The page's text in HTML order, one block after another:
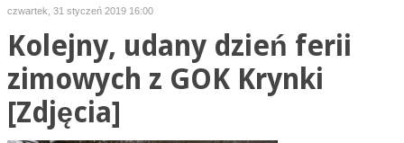
czwartek, 31 styczeń 2019 16:00
Kolejny, udany dzień ferii
zimowych z GOK Krynki
[Zdjęcia]